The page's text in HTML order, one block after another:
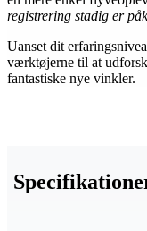
registrering stadig er
Uanset dit
værktøjerne til at
fantastiske nye vinkler.